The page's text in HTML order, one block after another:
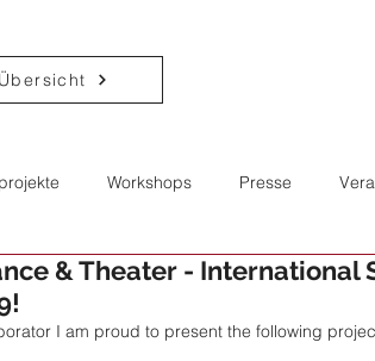
Workshops Presse
Bildung Berichte
& Theater - International
I am proud to present the following